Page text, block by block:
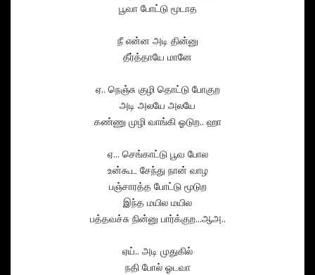
பூவா போட்டு மூடாத
நீ என்ன அடி தின்னு
தீர்த்தாயே மானே
ஏ.. நெஞ்சு குழி தொட்டு போகுற
அடி அலயே அலயே
கண்ணு முழி வாங்கி ஓடுற.. ஹா
ஏ… செங்காட்டு பூவ போல
உன்கூட சேந்து நான் வாழ
பஞ்சாரத்த போட்டு மூடுற
இந்த மயில மயில
பத்தவச்சு நின்னு பார்க்குற…ஆஅ..
ஏய்.. அடி முதுகில்
நதி போல் ஓடவா